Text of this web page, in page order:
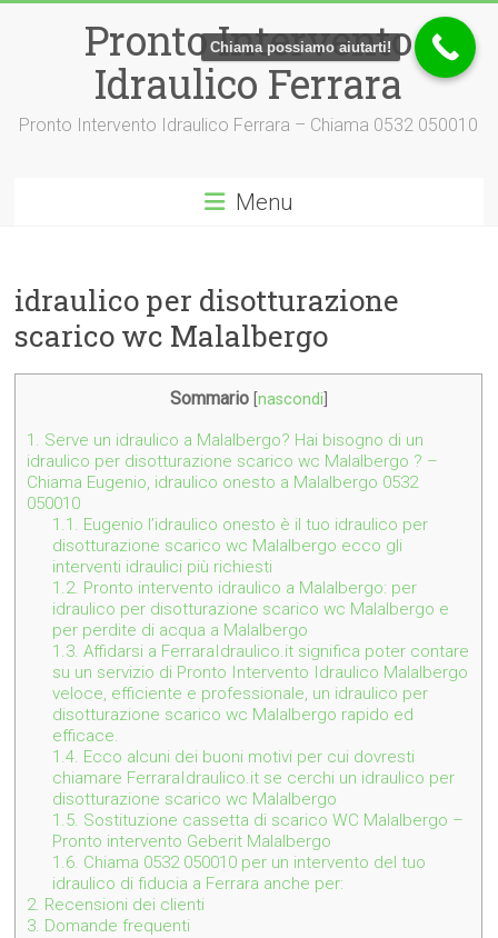
Pronto Intervento
Idraulico Ferrara
Pronto Intervento Idraulico Ferrara – Chiama 0532 050010
Menu
idraulico per disotturazione
scarico wc Malalbergo
Sommario nascondi
1. Serve un idraulico a Malalbergo? Hai bisogno di un
idraulico per disotturazione scarico wc Malalbergo ? –
Chiama Eugenio, idraulico onesto a Malalbergo 0532
050010
1.1. Eugenio l’idraulico onesto è il tuo idraulico per
disotturazione scarico wc Malalbergo ecco gli
interventi idraulici più richiesti
1.2. Pronto intervento idraulico a Malalbergo: per
idraulico per disotturazione scarico wc Malalbergo e
per perdite di acqua a Malalbergo
1.3. Affidarsi a FerraraIdraulico.it significa poter contare
su un servizio di Pronto Intervento Idraulico Malalbergo
veloce, efficiente e professionale, un idraulico per
disotturazione scarico wc Malalbergo rapido ed
efficace.
1.4. Ecco alcuni dei buoni motivi per cui dovresti
chiamare FerraraIdraulico.it se cerchi un idraulico per
disotturazione scarico wc Malalbergo
1.5. Sostituzione cassetta di scarico WC Malalbergo –
Pronto intervento Geberit Malalbergo
1.6. Chiama 0532 050010 per un intervento del tuo
idraulico di fiducia a Ferrara anche per:
2. Recensioni dei clienti
3. Domande frequenti
Chiama possiamo aiutarti!